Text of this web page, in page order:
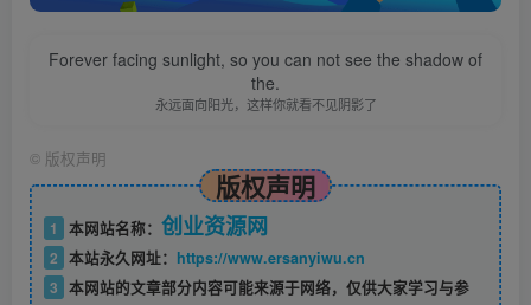
Forever facing sunlight, so you can not see the shadow of
the.
永远面向阳光，这样你就看不见阴影了
© 版权声明
版权声明
1 本网站名称： 创业资源网
2 本站永久网址： https://www.ersanyiwu.cn
3 本网站的文章部分内容可能来源于网络，仅供大家学习与参